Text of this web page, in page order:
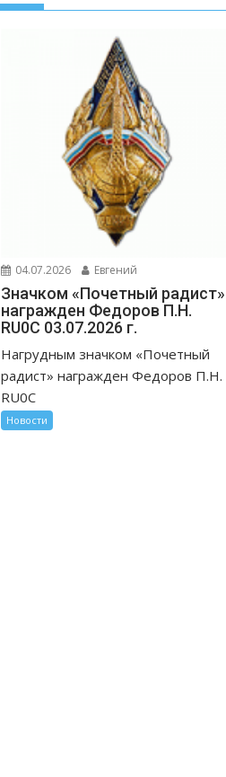
04.07.2026 Евгений
Значком «Почетный радист»
награжден Федоров П.Н.
RU0C 03.07.2026 г.
Нагрудным значком «Почетный
радист» награжден Федоров П.Н.
RU0C
Новости